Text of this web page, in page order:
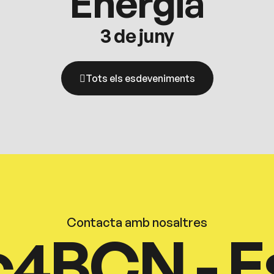
3 de juny
Tots els esdeveniments
Contacta amb nosaltres